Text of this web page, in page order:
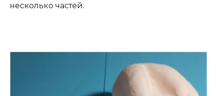
несколько частей.